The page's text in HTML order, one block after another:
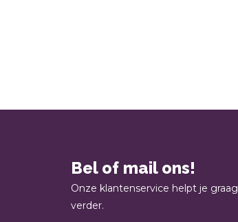
Bel of mail ons!
Onze klantenservice helpt je graag
verder.